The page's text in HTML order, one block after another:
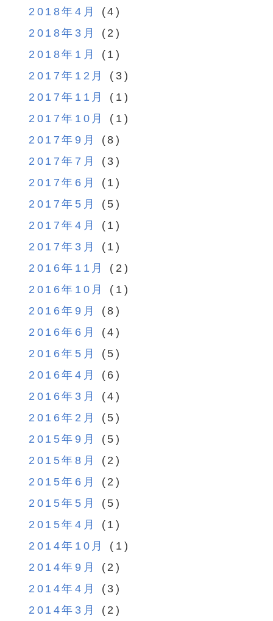
2018年4月
(4)
2018年3月
(2)
2018年1月
(1)
2017年12月
(3)
2017年11月
(1)
2017年10月
(1)
2017年9月
(8)
2017年7月
(3)
2017年6月
(1)
2017年5月
(5)
2017年4月
(1)
2017年3月
(1)
2016年11月
(2)
2016年10月
(1)
2016年9月
(8)
2016年6月
(4)
2016年5月
(5)
2016年4月
(6)
2016年3月
(4)
2016年2月
(5)
2015年9月
(5)
2015年8月
(2)
2015年6月
(2)
2015年5月
(5)
2015年4月
(1)
2014年10月
(1)
2014年9月
(2)
2014年4月
(3)
2014年3月
(2)